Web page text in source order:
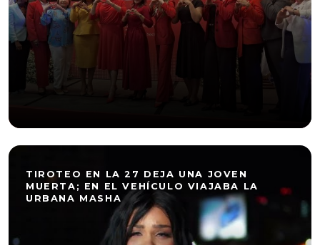
TIROTEO EN LA 27 DEJA UNA JOVEN
MUERTA; EN EL VEHÍCULO VIAJABA LA
URBANA MASHA